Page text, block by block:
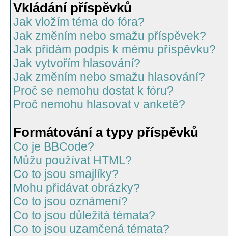
Vkládání příspěvků
Jak vložím téma do fóra?
Jak změním nebo smažu příspěvek?
Jak přidám podpis k mému příspěvku?
Jak vytvořím hlasování?
Jak změním nebo smažu hlasování?
Proč se nemohu dostat k fóru?
Proč nemohu hlasovat v anketě?
Formátování a typy příspěvků
Co je BBCode?
Můžu používat HTML?
Co to jsou smajlíky?
Mohu přidávat obrázky?
Co to jsou oznámení?
Co to jsou důležitá témata?
Co to jsou uzamčená témata?